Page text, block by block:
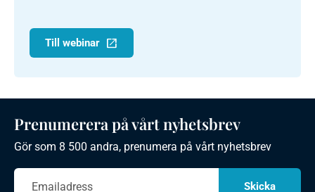
Till webinar
Prenumerera på vårt nyhetsbrev
Gör som 8 500 andra, prenumera på vårt nyhetsbrev